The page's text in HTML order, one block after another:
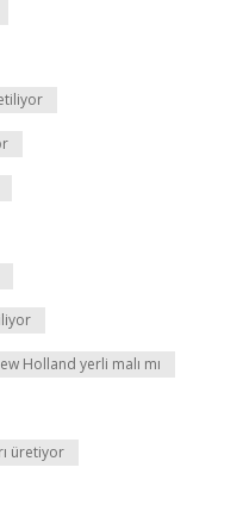
Holland yerli malı mı
üretiyor